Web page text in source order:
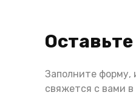
Заполните форму,
свяжется с вами